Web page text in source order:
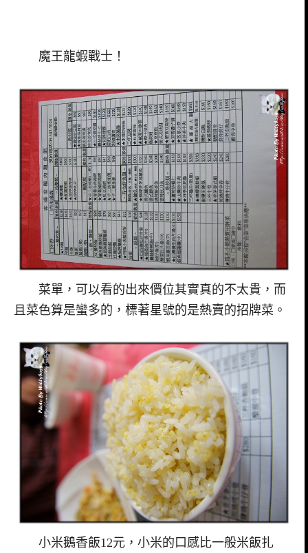
魔王龍蝦戰士！
菜單，可以看的出來價位其實真的不太貴，而
且菜色算是蠻多的，標著星號的是熱賣的招牌菜。
小米鵝香飯12元，小米的口感比一般米飯扎